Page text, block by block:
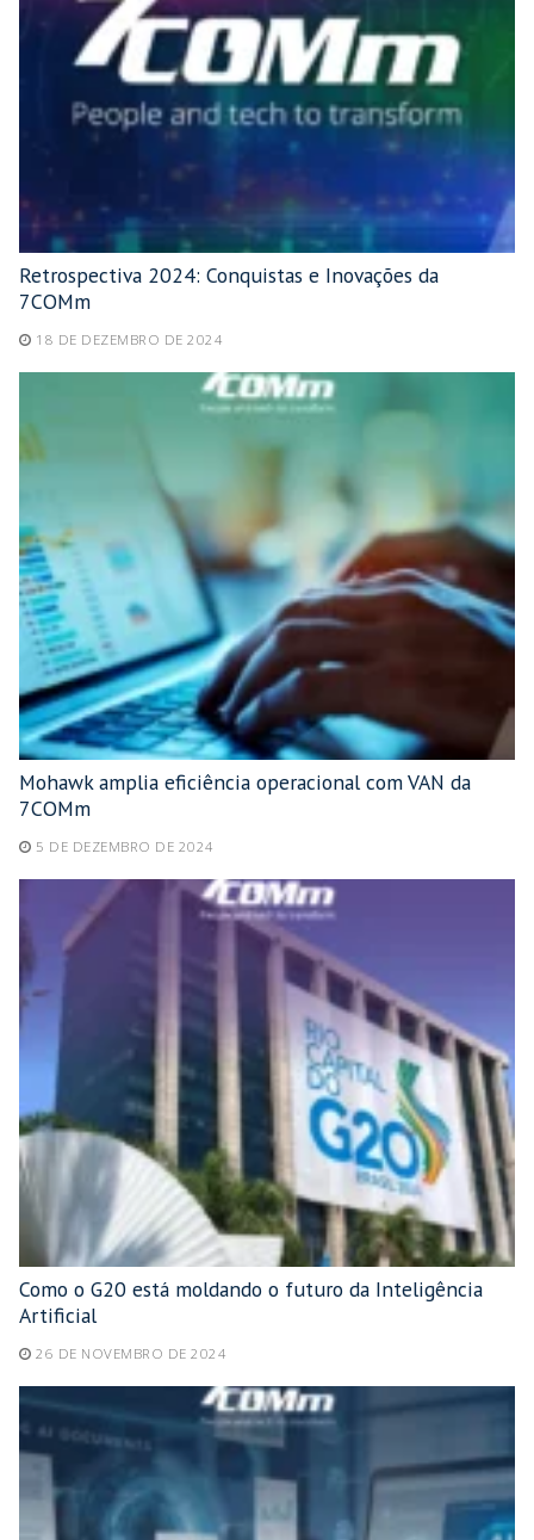
Retrospectiva 2024: Conquistas e Inovações da
7COMm
18 DE DEZEMBRO DE 2024
Mohawk amplia eficiência operacional com VAN da
7COMm
5 DE DEZEMBRO DE 2024
Como o G20 está moldando o futuro da Inteligência
Artificial
26 DE NOVEMBRO DE 2024